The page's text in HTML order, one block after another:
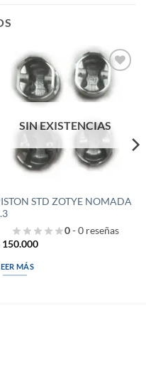
Añadir
lista de
SIN EXISTENCIAS
STD ZOTYE NOMADA
0- 0 reseñas
150.000
MÁS